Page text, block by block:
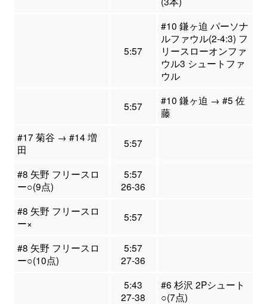
5:57
#10 鎌ヶ迫 パーソナ
ルファウル(2-4:3) フ
リースローオンファ
ウル3 シュートファ
ウル
5:57
#10 鎌ヶ迫 → #5 佐
藤
#17 菊谷 → #14 増
田
5:57
#8 矢野 フリースロ
ー○(9点)
5:57
26-36
#8 矢野 フリースロ
ー×
5:57
#8 矢野 フリースロ
ー○(10点)
5:57
27-36
5:43
27-38
#6 杉沢 2Pシュート
○(7点)